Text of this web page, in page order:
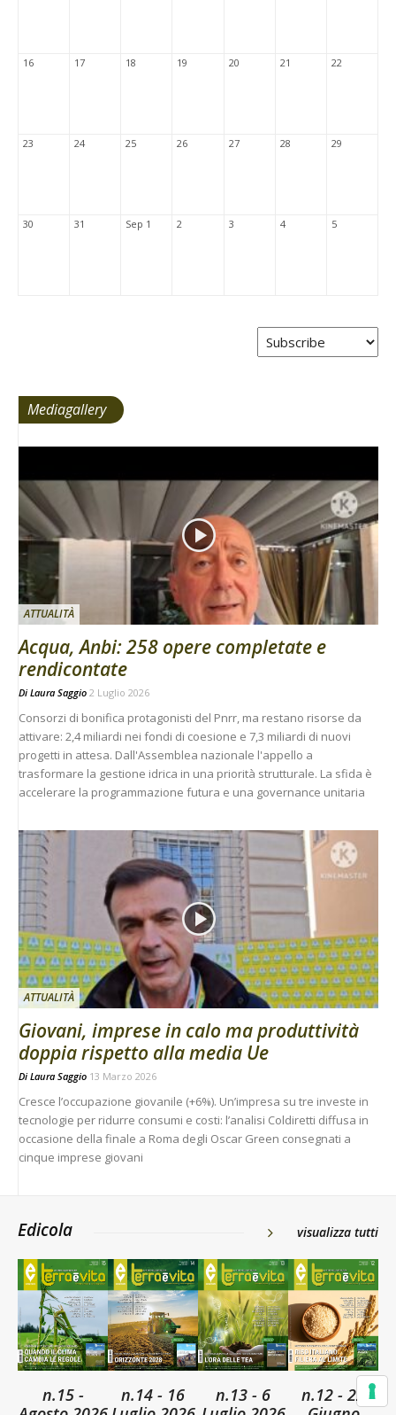
16 17 18 19 20 21 22
23 24 25 26 27 28 29
30 31 Sep 1 2 3 4 5
Mediagallery
ATTUALITÀ
Acqua, Anbi: 258 opere completate e
rendicontate
Di Laura Saggio 2 Luglio 2026
Consorzi di bonifica protagonisti del Pnrr, ma restano risorse da
attivare: 2,4 miliardi nei fondi di coesione e 7,3 miliardi di nuovi
progetti in attesa. Dall'Assemblea nazionale l'appello a
trasformare la gestione idrica in una priorità strutturale. La sfida è
accelerare la programmazione futura e una governance unitaria
ATTUALITÀ
Giovani, imprese in calo ma produttività
doppia rispetto alla media Ue
Di Laura Saggio 13 Marzo 2026
Cresce l’occupazione giovanile (+6%). Un’impresa su tre investe in
tecnologie per ridurre consumi e costi: l’analisi Coldiretti diffusa in
occasione della finale a Roma degli Oscar Green consegnati a
cinque imprese giovani
Edicola visualizza tutti
n.15 -
n.14 - 16
n.13 - 6
n.12 - 22